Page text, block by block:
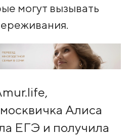
могут вызывать
Алиса
ЕГЭ и получила